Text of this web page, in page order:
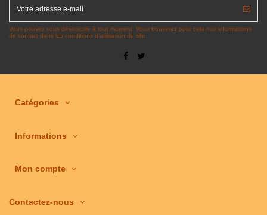
Vous pouvez vous désinscrire à tout moment. Vous trouverez pour cela nos informations
de contact dans les conditions d'utilisation du site.
Catégories
Informations
Mon compte
Contactez-nous